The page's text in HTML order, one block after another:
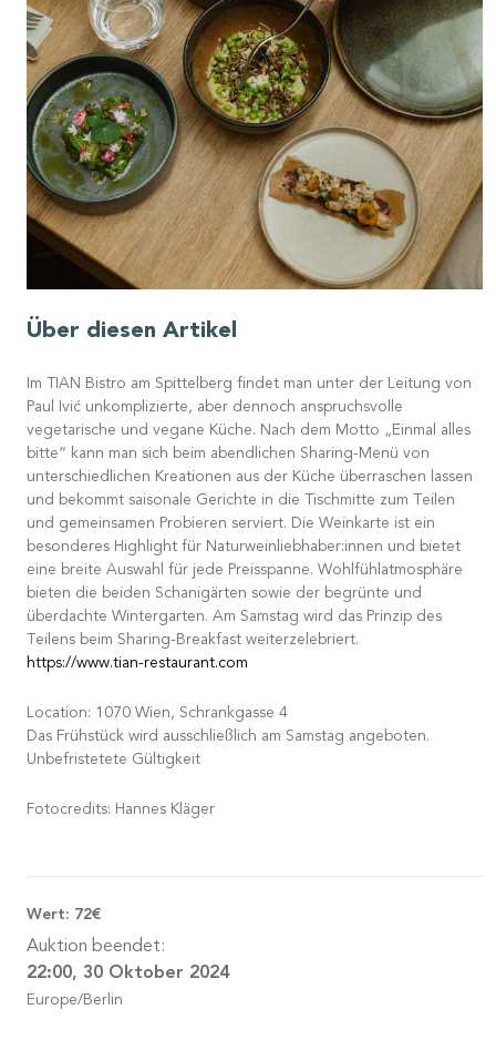
Über diesen Artikel
Im TIAN Bistro am Spittelberg findet man unter der Leitung von
Paul Ivić unkomplizierte, aber dennoch anspruchsvolle
vegetarische und vegane Küche. Nach dem Motto „Einmal alles
bitte“ kann man sich beim abendlichen Sharing-Menü von
unterschiedlichen Kreationen aus der Küche überraschen lassen
und bekommt saisonale Gerichte in die Tischmitte zum Teilen
und gemeinsamen Probieren serviert. Die Weinkarte ist ein
besonderes Highlight für Naturweinliebhaber:innen und bietet
eine breite Auswahl für jede Preisspanne. Wohlfühlatmosphäre
bieten die beiden Schanigärten sowie der begrünte und
überdachte Wintergarten. Am Samstag wird das Prinzip des
Teilens beim Sharing-Breakfast weiterzelebriert.
https://www.tian-restaurant.com
Location: 1070 Wien, Schrankgasse 4
Das Frühstück wird ausschließlich am Samstag angeboten.
Unbefristetete Gültigkeit
Fotocredits: Hannes Kläger
Wert: 72€
Auktion beendet:
22:00, 30 Oktober 2024
Europe/Berlin